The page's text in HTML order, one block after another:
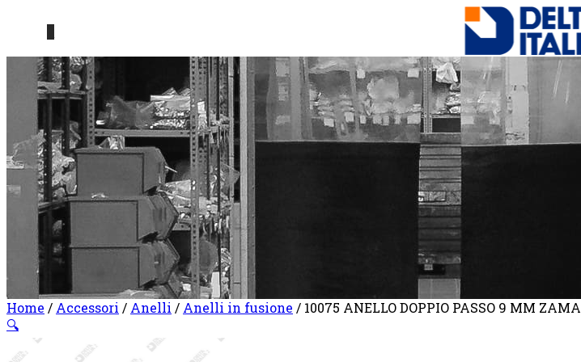
Home / Accessori / Anelli / Anelli in fusione / 10075 ANELLO DOPPIO PASSO 9 MM ZAMA
🔍